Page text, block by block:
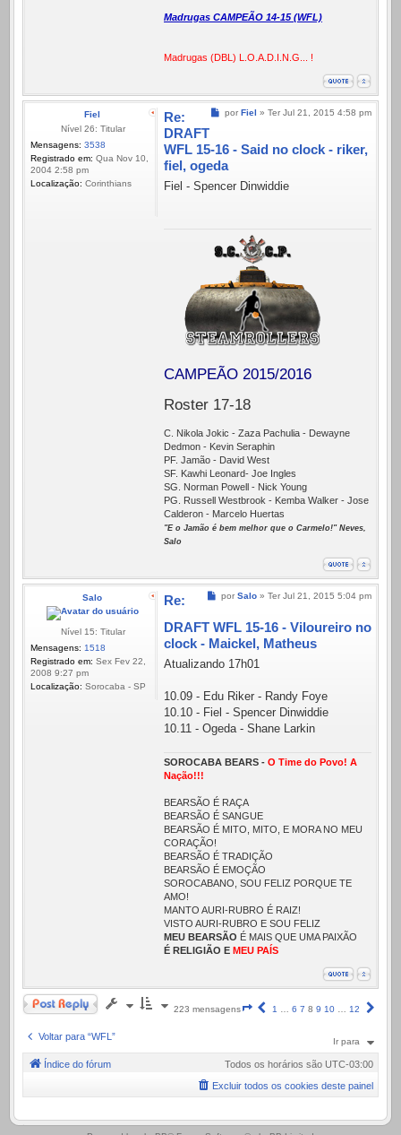
Madrugas CAMPEÃO 14-15 (WFL)
Madrugas (DBL) L.O.A.D.I.N.G... !
Fiel
Nível 26: Titular
Mensagens: 3538
Registrado em: Qua Nov 10,
2004 2:58 pm
Localização: Corinthians
Mensagem
por Fiel » Ter Jul 21, 2015 4:58 pm
Re:
DRAFT
WFL 15-16 - Said no clock - riker,
fiel, ogeda
Fiel - Spencer Dinwiddie
CAMPEÃO 2015/2016
Roster 17-18
C. Nikola Jokic - Zaza Pachulia - Dewayne
Dedmon - Kevin Seraphin
PF. Jamão - David West
SF. Kawhi Leonard- Joe Ingles
SG. Norman Powell - Nick Young
PG. Russell Westbrook - Kemba Walker - Jose
Calderon - Marcelo Huertas
"E o Jamão é bem melhor que o Carmelo!" Neves,
Salo
Salo
Nível 15: Titular
Mensagens: 1518
Registrado em: Sex Fev 22,
2008 9:27 pm
Localização: Sorocaba - SP
Mensagem
por Salo » Ter Jul 21, 2015 5:04 pm
Re:
DRAFT WFL 15-16 - Viloureiro no
clock - Maickel, Matheus
Atualizando 17h01
10.09 - Edu Riker - Randy Foye
10.10 - Fiel - Spencer Dinwiddie
10.11 - Ogeda - Shane Larkin
SOROCABA BEARS - O Time do Povo! A
Nação!!!
BEARSÃO É RAÇA
BEARSÃO É SANGUE
BEARSÃO É MITO, MITO, E MORA NO MEU
CORAÇÃO!
BEARSÃO É TRADIÇÃO
BEARSÃO É EMOÇÃO
SOROCABANO, SOU FELIZ PORQUE TE
AMO!
MANTO AURI-RUBRO É RAIZ!
VISTO AURI-RUBRO E SOU FELIZ
MEU BEARSÃO É MAIS QUE UMA PAIXÃO
É RELIGIÃO E MEU PAÍS
Responder
223 mensagens
PáginaAnterior
1 6 7 8 9 10 12
Voltar para “WFL” Ir para
Índice do fórum Todos os horários são UTC-03:00
Excluir todos os cookies deste painel
.